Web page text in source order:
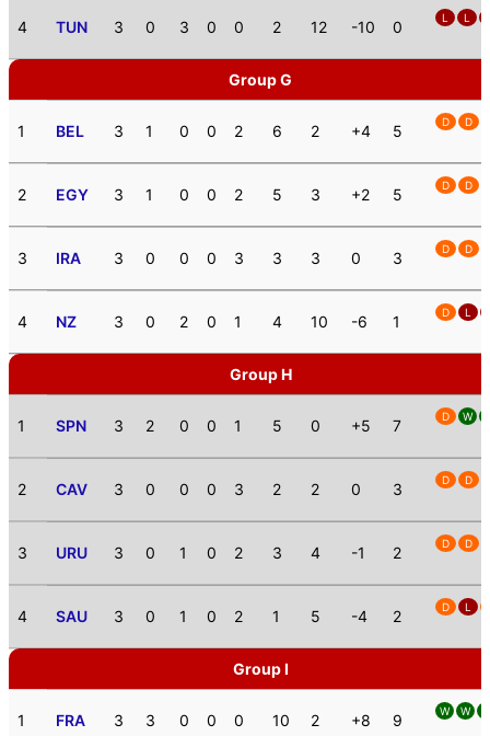
4 TUN 3 0 3 0 0 2 12 -10 0 L L
Group G
1 BEL 3 1 0 0 2 6 2 +4 5 D D
2 EGY 3 1 0 0 2 5 3 +2 5 D D
3 IRA 3 0 0 0 3 3 3 0 3 D D
4 NZ 3 0 2 0 1 4 10 -6 1 D L
Group H
1 SPN 3 2 0 0 1 5 0 +5 7 D W
2 CAV 3 0 0 0 3 2 2 0 3 D D
3 URU 3 0 1 0 2 3 4 -1 2 D D
4 SAU 3 0 1 0 2 1 5 -4 2 D L
Group I
1 FRA 3 3 0 0 0 10 2 +8 9 W W